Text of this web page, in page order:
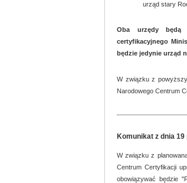
urząd stary
Oba urzędy będą
certyfikacyjnego
będzie jedynie urząd
W związku z
Narodowego Centrum
Komunikat z dnia 19
W związku z
Centrum Certyfikacji
obowiązywać będzie